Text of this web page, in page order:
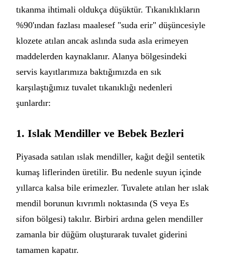
tıkanma ihtimali oldukça düşüktür. Tıkanıklıkların
%90'ından fazlası maalesef "suda erir" düşüncesiyle
klozete atılan ancak aslında suda asla erimeyen
maddelerden kaynaklanır. Alanya bölgesindeki
servis kayıtlarımıza baktığımızda en sık
karşılaştığımız tuvalet tıkanıklığı nedenleri
şunlardır:
1. Islak Mendiller ve Bebek Bezleri
Piyasada satılan ıslak mendiller, kağıt değil sentetik
kumaş liflerinden üretilir. Bu nedenle suyun içinde
yıllarca kalsa bile erimezler. Tuvalete atılan her ıslak
mendil borunun kıvrımlı noktasında (S veya Es
sifon bölgesi) takılır. Birbiri ardına gelen mendiller
zamanla bir düğüm oluşturarak tuvalet giderini
tamamen kapatır.